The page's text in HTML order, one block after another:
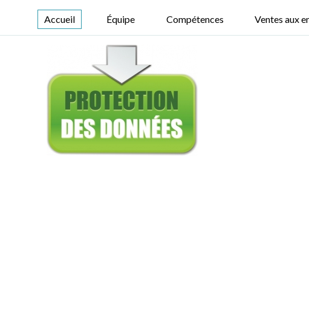
Accueil Équipe Compétences Ventes aux